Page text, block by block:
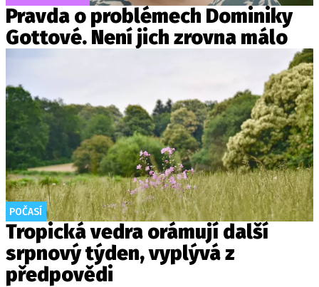
Pravda o problémech Dominiky
Gottové. Není jich zrovna málo
POČASÍ
Tropická vedra orámují další
srpnový týden, vyplývá z
předpovědi